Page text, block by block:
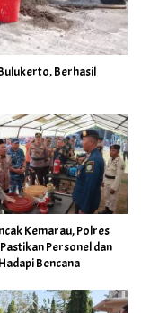
Berhasil
Kemarau, Polres
Personel dan
Bencana